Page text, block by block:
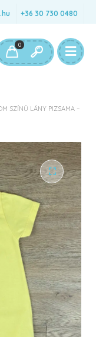
+36 30 730 0480
0
SZÍNŰ LÁNY PIZSAMA –